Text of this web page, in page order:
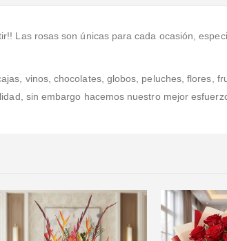
Las rosas son únicas para cada ocasión,
vinos, chocolates, globos, peluches, flores,
sin embargo hacemos nuestro mejor